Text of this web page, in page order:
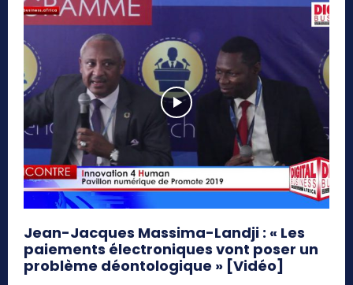
Jean-Jacques Massima-Landji : « Les
paiements électroniques vont poser un
problème déontologique » [Vidéo]